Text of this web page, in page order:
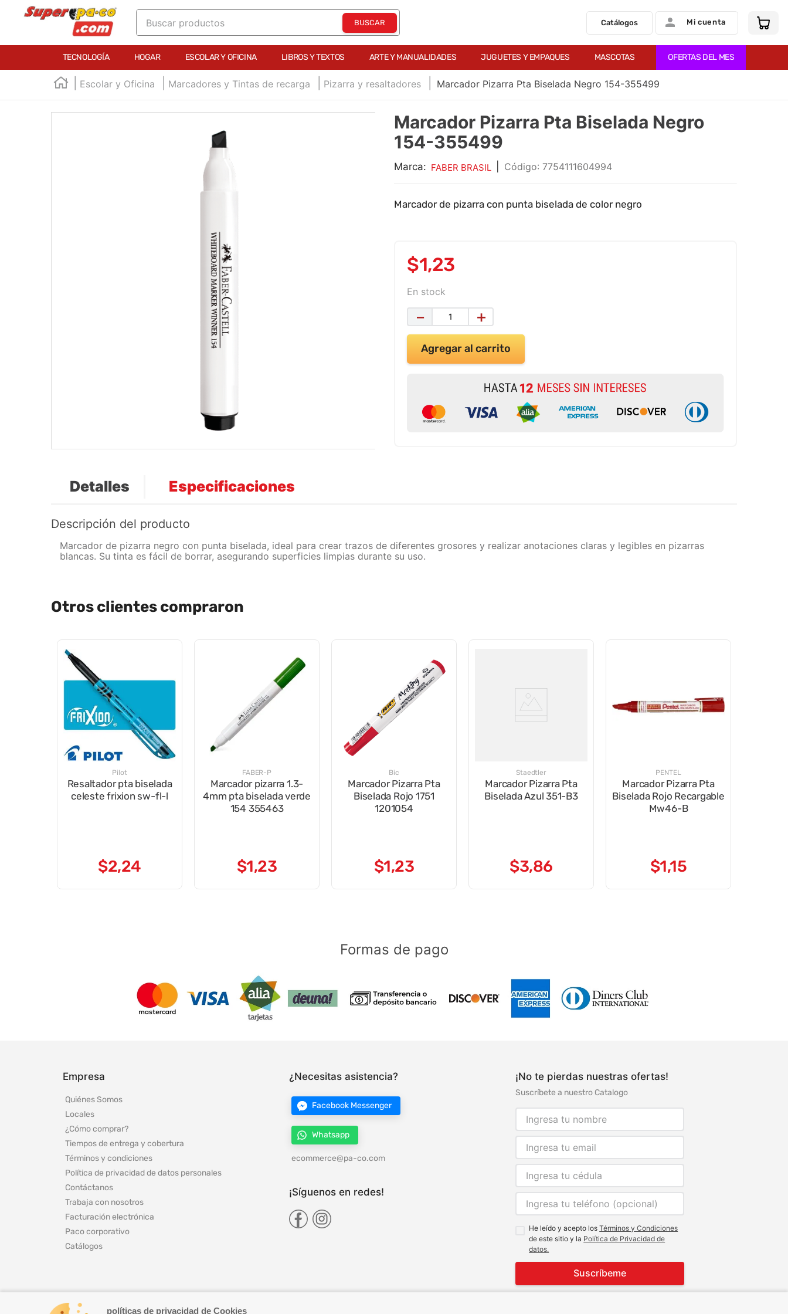
Buscar productos
Catálogos Mi cuenta
TECNOLOGÍA HOGAR ESCOLAR Y OFICINA LIBROS Y TEXTOS ARTE Y MANUALIDADES JUGUETES Y EMPAQUES MASCOTAS OFERTAS DEL MES
políticas de privacidad de Cookies
Escolar y Oficina Marcadores y Tintas de recarga Pizarra y resaltadores Marcador Pizarra Pta Biselada Negro 154-355499
Marcador Pizarra Pta Biselada Negro
154-355499
Marca: FABER BRASIL : 7754111604994
Marcador de pizarra con punta biselada de color negro
$1,23
En stock
＋
－
Agregar al carrito
Detalles Especificaciones
Descripción del producto
Marcador de pizarra negro con punta biselada, ideal para crear trazos de diferentes grosores y realizar anotaciones claras y legibles en pizarras
blancas. Su tinta es fácil de borrar, asegurando superficies limpias durante su uso.
Otros clientes compraron
Pilot
Resaltador pta biselada
celeste frixion sw-fl-l
$2,24
FABER-P
Marcador pizarra 1.3-
4mm pta biselada verde
154 355463
$1,23
Bic
Marcador Pizarra Pta
Biselada Rojo 1751
1201054
$1,23
Staedtler
Marcador Pizarra Pta
Biselada Azul 351-B3
$3,86
PENTEL
Marcador Pizarra Pta
Biselada Rojo Recargable
Mw46-B
$1,15
Formas de pago
Empresa
Quiénes Somos
Locales
¿Cómo comprar?
Tiempos de entrega y cobertura
Términos y condiciones
Política de privacidad de datos personales
Contáctanos
Trabaja con nosotros
Facturación electrónica
Paco corporativo
Catálogos
¿Necesitas asistencia?
Facebook Messenger
Whatsapp
ecommerce@pa-co.com
¡Síguenos en redes!
¡No te pierdas nuestras ofertas!
Suscríbete a nuestro Catalogo
He leído y acepto losTérminos y Condiciones
de este sitio y la Política de Privacidad de
datos.
Suscríbeme
TÉRMINOS MÁS BUSCADOS
2.
marcador e300
marcadores